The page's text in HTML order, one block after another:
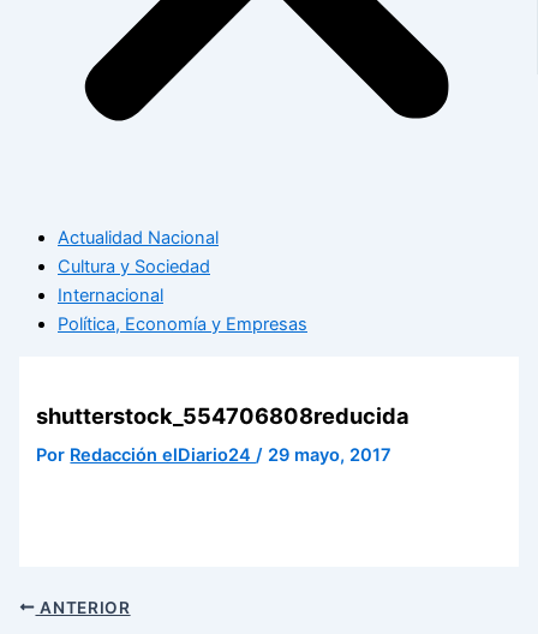
Actualidad Nacional
Cultura y Sociedad
Internacional
Política, Economía y Empresas
shutterstock_554706808reducida
Por Redacción elDiario24 / 29 mayo, 2017
ANTERIOR